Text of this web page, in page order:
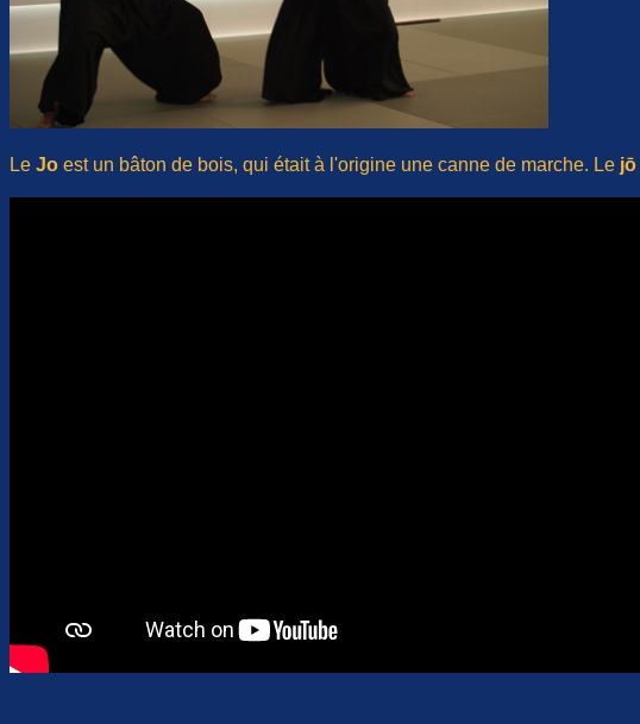
Le Jo est un bâton de bois, qui était à l'origine une canne de marche. Le jō